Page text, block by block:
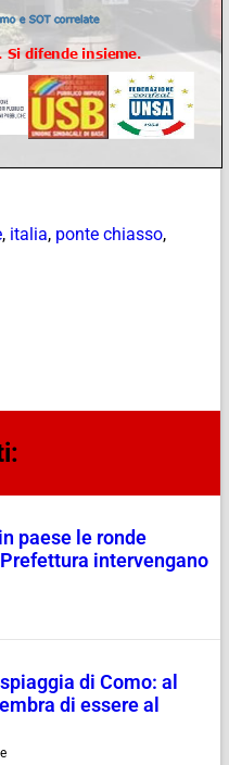
, italia, ponte chiasso,
paese le ronde
Prefettura intervengano
di Como: al
di essere al